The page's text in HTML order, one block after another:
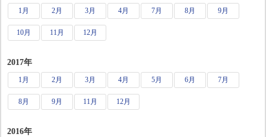
1月 2月 3月 4月 7月 8月 9月
10月 11月 12月
2017年
1月 2月 3月 4月 5月 6月 7月
8月 9月 11月 12月
2016年